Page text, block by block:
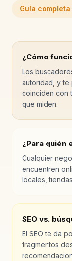
Guía completa
¿Cómo
Los
autoridad, y
coinciden con
que miden.
¿Para quién
Cualquier
encuentren
locales,
SEO vs.
El SEO te da
fragmentos